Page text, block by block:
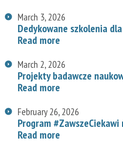
March 3, 2026
Dedykowane szkolenia
Read more
March 2, 2026
Projekty badawcze
Read more
February 26, 2026
Program
Read more